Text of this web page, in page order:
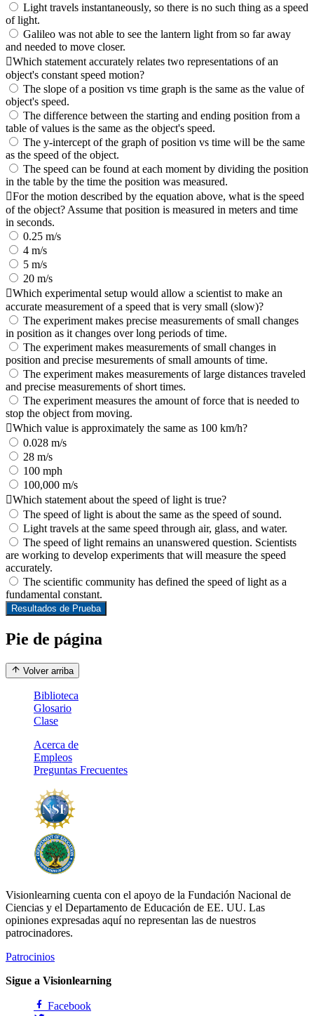
Light travels instantaneously, so there is no such thing as a speed
of light.
Galileo was not able to see the lantern light from so far away
and needed to move closer.
Which statement accurately relates two representations of an
object's constant speed motion?
The slope of a position vs time graph is the same as the value of
object's speed.
The difference between the starting and ending position from a
table of values is the same as the object's speed.
The y-intercept of the graph of position vs time will be the same
as the speed of the object.
The speed can be found at each moment by dividing the position
in the table by the time the position was measured.
For the motion described by the equation above, what is the speed
of the object? Assume that position is measured in meters and time
in seconds.
0.25 m/s
4 m/s
5 m/s
20 m/s
Which experimental setup would allow a scientist to make an
accurate measurement of a speed that is very small (slow)?
The experiment makes precise measurements of small changes
in position as it changes over long periods of time.
The experiment makes measurements of small changes in
position and precise mesurements of small amounts of time.
The experiment makes measurements of large distances traveled
and precise measurements of short times.
The experiment measures the amount of force that is needed to
stop the object from moving.
Which value is approximately the same as 100 km/h?
0.028 m/s
28 m/s
100 mph
100,000 m/s
Which statement about the speed of light is true?
The speed of light is about the same as the speed of sound.
Light travels at the same speed through air, glass, and water.
The speed of light remains an unanswered question. Scientists
are working to develop experiments that will measure the speed
accurately.
The scientific community has defined the speed of light as a
fundamental constant.
Resultados de Prueba
Pie de página
Volver arriba
Biblioteca
Glosario
Clase
Acerca de
Empleos
Preguntas Frecuentes
Visionlearning cuenta con el apoyo de la Fundación Nacional de
Ciencias y el Departamento de Educación de EE. UU. Las
opiniones expresadas aquí no representan las de nuestros
patrocinadores.
Patrocinios
Sigue a Visionlearning
Facebook